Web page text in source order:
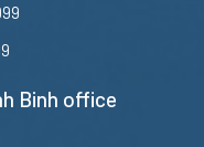
Binh office